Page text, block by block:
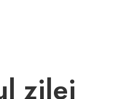
zilei